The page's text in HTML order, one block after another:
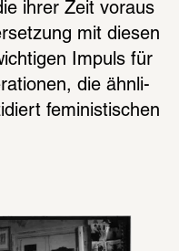
ihrer Zeit voraus
mit diesen
Impuls für
die ähnli­
femi­nis­ti­schen